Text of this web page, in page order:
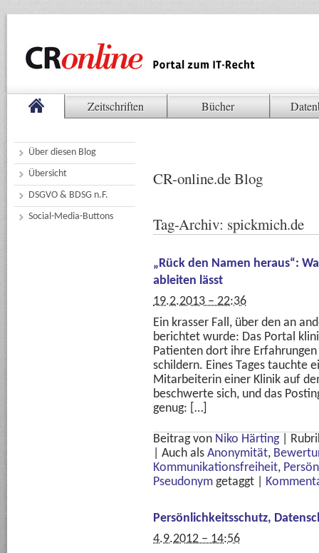
Zeitschriften Bücher
Über diesen Blog
Übersicht
DSGVO & BDSG n.F.
Social-Media-Buttons
CR-online.de Blog
Tag-Archiv: spickmich.de
„Rück den Namen heraus“:
ableiten lässt
19.2.2013 – 22:36
Ein krasser Fall, über den an
berichtet wurde: Das Portal
Patienten dort ihre
schildern. Eines Tages tauchte
Mitarbeiterin einer Klinik auf
beschwerte sich, und das
genug: […]
Beitrag von Niko Härting
Auch als Anonymität,
Kommunikationsfreiheit,
Pseudonym getaggt
Persönlichkeitsschutz,
4.9.2012 – 14:56